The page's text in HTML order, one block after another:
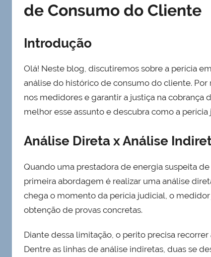
de Consumo do Cliente
Introdução
Olá! Neste blog, discutiremos sobre a perícia
análise do histórico de consumo do cliente.
nos medidores e garantir a justiça na
melhor esse assunto e descubra como a
Análise Direta x Análise
Quando uma prestadora de energia suspeita
primeira abordagem é realizar uma análise
chega o momento da perícia judicial, o
obtenção de provas concretas.
Diante dessa limitação, o perito precisa
Dentre as linhas de análise indiretas, duas se